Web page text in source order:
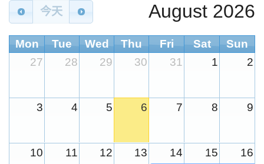
今天 August 2026
Mon Tue Wed Thu Fri Sat
Sun
27
28 29 30 31 1 2
3 4 5 6 7 8 9
10 11 12 13 14 15 16